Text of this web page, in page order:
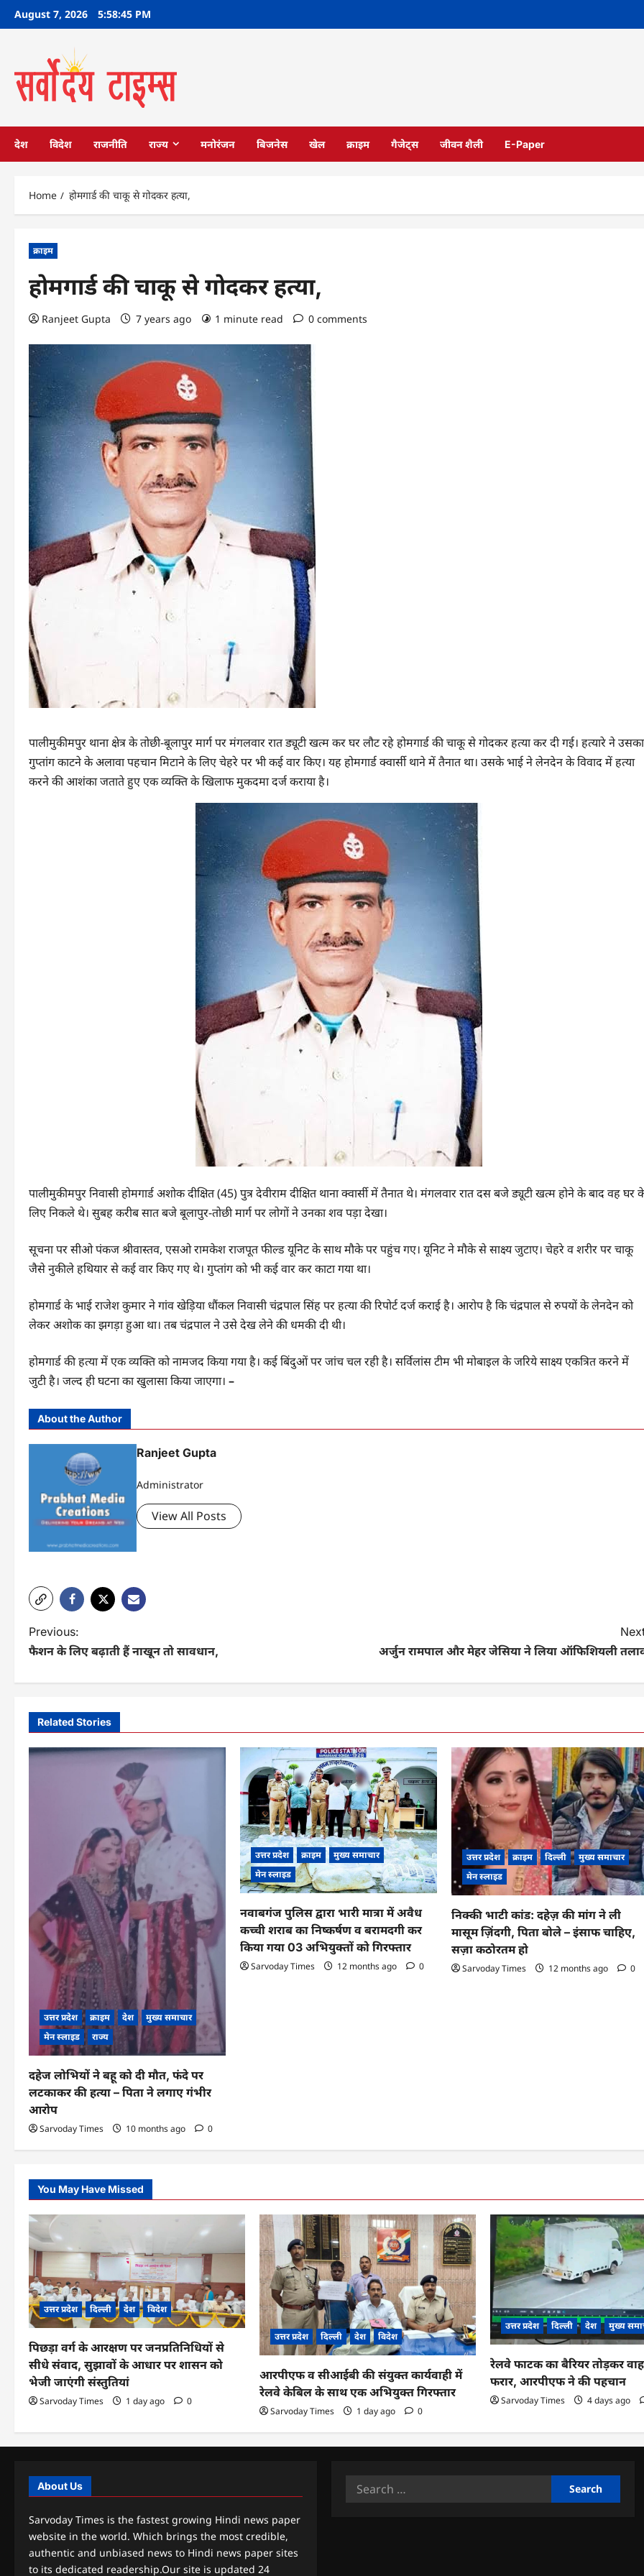
SkipAugust 7, 2026 5:58:46 PM
देश विदेश राजनीति राज्य मनोरंजन बिजनेस खेल क्राइम गैजेट्स जीवन शैली E-Paper
Home होमगार्ड की चाकू से गोदकर हत्या,
क्राइम
होमगार्ड की चाकू से गोदकर हत्या,
Ranjeet Gupta 7 years ago 1 minute read 0 comments
पालीमुकीमपुर थाना क्षेत्र के तोछी-बूलापुर मार्ग पर मंगलवार रात ड्यूटी खत्म कर घर लौट रहे होमगार्ड की चाकू से गोदकर हत्या कर दी गई। हत्यारे ने उसका
गुप्तांग काटने के अलावा पहचान मिटाने के लिए चेहरे पर भी कई वार किए। यह होमगार्ड क्वार्सी थाने में तैनात था। उसके भाई ने लेनदेन के विवाद में हत्या
करने की आशंका जताते हुए एक व्यक्ति के खिलाफ मुकदमा दर्ज कराया है।
पालीमुकीमपुर निवासी होमगार्ड अशोक दीक्षित (45) पुत्र देवीराम दीक्षित थाना क्वार्सी में तैनात थे। मंगलवार रात दस बजे ड्यूटी खत्म होने के बाद वह घर
लिए निकले थे। सुबह करीब सात बजे बूलापुर-तोछी मार्ग पर लोगों ने उनका शव पड़ा देखा।
सूचना पर सीओ पंकज श्रीवास्तव, एसओ रामकेश राजपूत फील्ड यूनिट के साथ मौके पर पहुंच गए। यूनिट ने मौके से साक्ष्य जुटाए। चेहरे व शरीर पर चाकू
जैसे नुकीले हथियार से कई वार किए गए थे। गुप्तांग को भी कई वार कर काटा गया था।
होमगार्ड के भाई राजेश कुमार ने गांव खेड़िया धौंकल निवासी चंद्रपाल सिंह पर हत्या की रिपोर्ट दर्ज कराई है। आरोप है कि चंद्रपाल से रुपयों के लेनदेन को
लेकर अशोक का झगड़ा हुआ था। तब चंद्रपाल ने उसे देख लेने की धमकी दी थी।
होमगार्ड की हत्या में एक व्यक्ति को नामजद किया गया है। कई बिंदुओं पर जांच चल रही है। सर्विलांस टीम भी मोबाइल के जरिये साक्ष्य एकत्रित करने में
जुटी है। जल्द ही घटना का खुलासा किया जाएगा। –
About the Author
Ranjeet Gupta
Administrator
View All Posts
P
o
s
t
n
a
i
o
Previous:
फैशन के लिए बढ़ाती हैं नाखून तो सावधान,
अर्जुन रामपाल और मेहर जेसिया ने लिया ऑफिशियली
Related Stories
उत्तर प्रदेश क्राइम देश
मुख्य समाचार
मेन स्लाइड
राज्य
दहेज लोभियों ने बहू को दी मौत, फंदे पर
लटकाकर की हत्या – पिता ने लगाए गंभीर
आरोप
Sarvoday Times 10 months ago 0
उत्तर प्रदेश क्राइम
मुख्य समाचार
मेन स्लाइड
नवाबगंज पुलिस द्वारा भारी मात्रा में अवैध
कच्ची शराब का निष्कर्षण व बरामदगी कर
किया गया 03 अभियुक्तों को गिरफ्तार
Sarvoday Times 12 months ago 0
उत्तर प्रदेश क्राइम दिल्ली
मुख्य समाचार
मेन स्लाइड
निक्की भाटी कांड: दहेज़ की मांग ने ली
मासूम ज़िंदगी, पिता बोले – इंसाफ चाहिए,
सज़ा कठोरतम हो
Sarvoday Times 12 months ago 0
You May Have Missed
उत्तर प्रदेश दिल्ली देश विदेश
पिछड़ा वर्ग के आरक्षण पर जनप्रतिनिधियों से
सीधे संवाद, सुझावों के आधार पर शासन को
भेजी जाएंगी संस्तुतियां
Sarvoday Times 1 day ago 0
उत्तर प्रदेश दिल्ली देश विदेश
आरपीएफ व सीआईबी की संयुक्त कार्यवाही में
रेलवे केबिल के साथ एक अभियुक्त गिरफ्तार
Sarvoday Times 1 day ago 0
उत्तर प्रदेश दिल्ली देश मुख्य
रेलवे फाटक का बैरियर तोड़कर
फरार, आरपीएफ ने की पहचान
Sarvoday Times 4 days ago
About Us
Sarvoday Times is the fastest growing Hindi news paper
website in the world. Which brings the most credible,
authentic and unbiased news to Hindi news paper sites
to its dedicated readership.Our site is updated 24
Search